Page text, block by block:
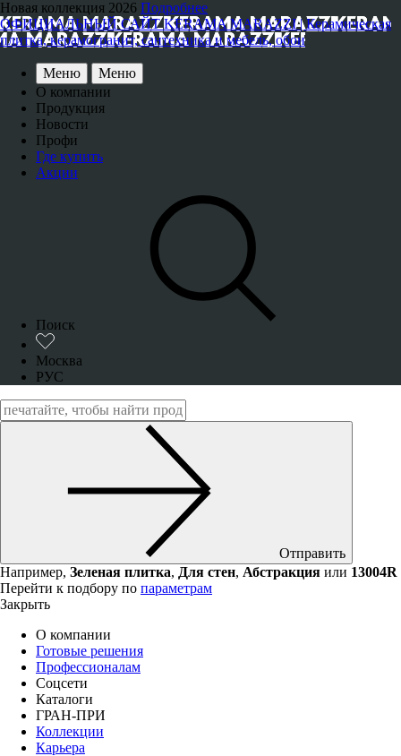
Новая коллекция 2026 Подробнее
ОФИЦИАЛЬНЫЙ САЙТ KERAMA MARAZZI | Керамическая
плитка, керамогранит, сантехника и мебель, обои
Меню
Меню
О компании
Продукция
Новости
Профи
Где купить
Акции
Поиск
Москва
РУС
Отправить
Например, Зеленая плитка, Для стен, Абстракция или 13004R
Перейти к подбору по параметрам
Закрыть
О компании
Готовые решения
Профессионалам
Соцсети
Каталоги
ГРАН-ПРИ
Коллекции
Карьера